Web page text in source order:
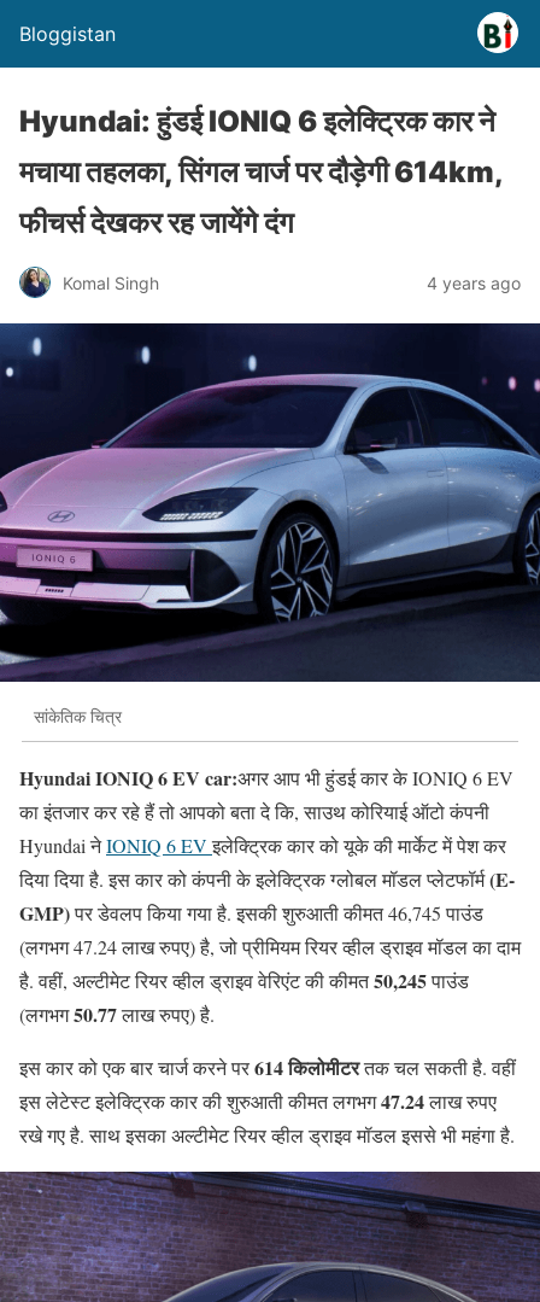
Bloggistan
Hyundai: हुंडई IONIQ 6 इलेक्ट्रिक कार ने
मचाया तहलका, सिंगल चार्ज पर दौड़ेगी 614km,
फीचर्स देखकर रह जायेंगे दंग
Komal Singh 4 years ago
सांकेतिक चित्र
Hyundai IONIQ 6 EV car:अगर आप भी हुंडई कार के IONIQ 6 EV
का इंतजार कर रहे हैं तो आपको बता दे कि, साउथ कोरियाई ऑटो कंपनी
Hyundai नेIONIQ 6 EVइलेक्ट्रिक कार को यूके की मार्केट में पेश कर
दिया दिया है. इस कार को कंपनी के इलेक्ट्रिक ग्लोबल मॉडल प्लेटफॉर्म(E-
GMP)पर डेवलप किया गया है. इसकी शुरुआती कीमत 46,745 पाउंड
(लगभग 47.24 लाख रुपए) है, जो प्रीमियम रियर व्हील ड्राइव मॉडल का दाम
है. वहीं, अल्टीमेट रियर व्हील ड्राइव वेरिएंट की कीमत50,245पाउंड
(लगभग50.77लाख रुपए) है.
इस कार को एक बार चार्ज करने पर614 किलोमीटरतक चल सकती है. वहीं
इस लेटेस्ट इलेक्ट्रिक कार की शुरुआती कीमत लगभग47.24लाख रुपए
रखे गए है. साथ इसका अल्टीमेट रियर व्हील ड्राइव मॉडल इससे भी महंगा है.